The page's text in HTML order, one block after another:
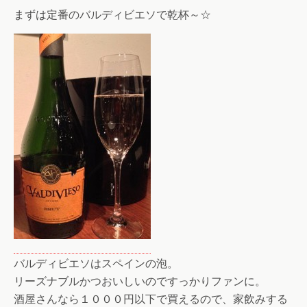
まずは定番のバルディビエソで乾杯～☆
バルディビエソはスペインの泡。
リーズナブルかつおいしいのですっかりファンに。
酒屋さんなら１０００円以下で買えるので、家飲みする